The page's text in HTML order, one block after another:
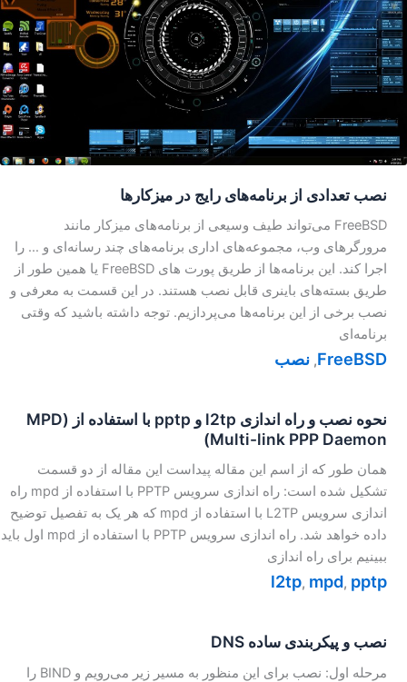
نصب تعدادی از برنامه‌های رایج در میزکار‌ها
FreeBSD می‌تواند طیف وسیعی از برنامه‌های میزکار مانند
مرورگرهای وب، مجموعه‌های اداری برنامه‌های چند رسانه‌ای و … را
اجرا کند. این برنامه‌ها از طریق پورت های FreeBSD یا همین طور از
طریق بسته‌های باینری قابل نصب هستند. در این قسمت به معرفی و
نصب برخی از این برنامه‌ها می‌پردازیم. توجه داشته باشید که وقتی
برنامه‌ای
FreeBSD
, نصب
نحوه نصب و راه اندازی l2tp و pptp با استفاده از (MPD
(Multi-link PPP Daemon
همان طور که از اسم این مقاله پیداست این مقاله از دو قسمت
تشکیل شده است: راه اندازی سرویس PPTP با استفاده از mpd راه
اندازی سرویس L2TP با استفاده از mpd که هر یک به تفصیل توضیح
داده خواهد شد. راه اندازی سرویس PPTP با استفاده از mpd اول باید
ببینیم برای راه اندازی
l2tp, mpd, pptp
نصب و پیکربندی ساده DNS
مرحله اول:‌ نصب برای این منظور به مسیر زیر می‌رویم و BIND را